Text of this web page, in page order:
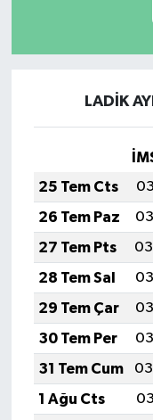
LADİK
25 Tem Cts
26 Tem Paz
27 Tem Pts
28 Tem Sal
29 Tem Çar
30 Tem Per
31 Tem Cum
1 Ağu Cts